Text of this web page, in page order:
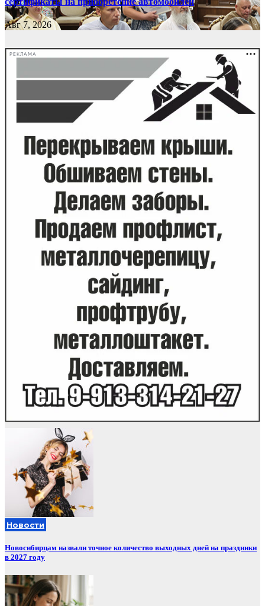
Авг 7, 2026
РЕКЛАМА
Новости
Новосибирцам назвали точное количество выходных дней на праздники
в 2027 году